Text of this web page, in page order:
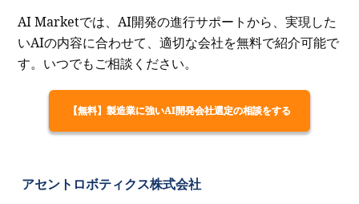
AI Marketでは、AI開発の進行サポートから、実現した
いAIの内容に合わせて、適切な会社を無料で紹介可能で
す。いつでもご相談ください。
【無料】製造業に強いAI開発会社選定の相談をする
アセントロボティクス株式会社